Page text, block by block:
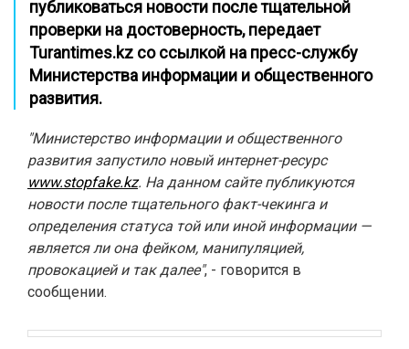
публиковаться новости после тщательной
проверки на достоверность, передает
Turantimes.kz со ссылкой на пресс-службу
Министерства информации и общественного
развития.
"Министерство информации и общественного
развития запустило новый интернет-ресурс
www.stopfake.kz. На данном сайте публикуются
новости после тщательного факт-чекинга и
определения статуса той или иной информации —
является ли она фейком, манипуляцией,
провокацией и так далее", - говорится в
сообщении.